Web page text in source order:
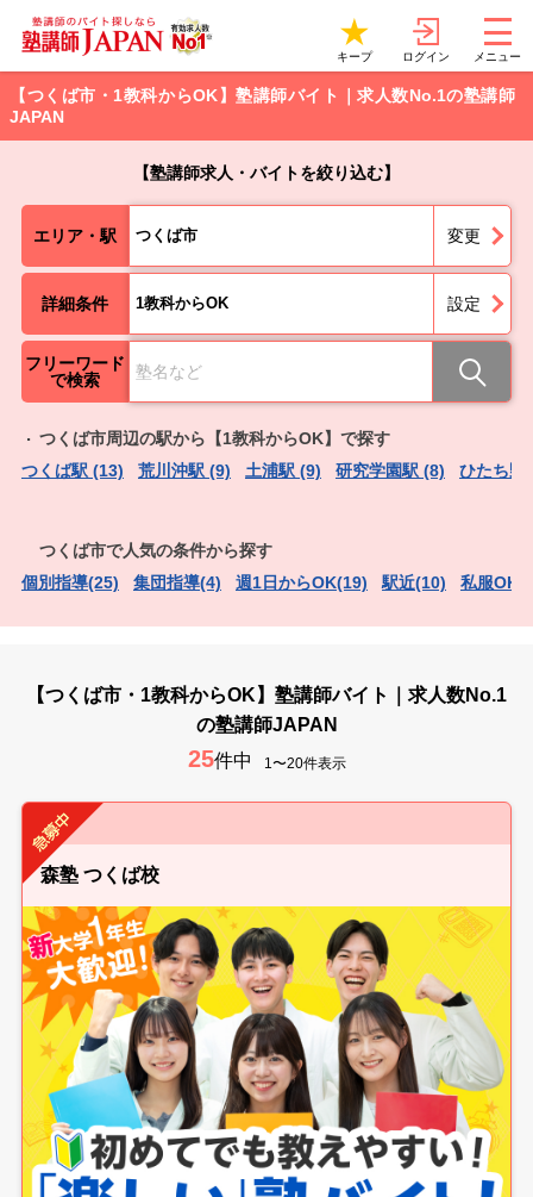
キープ ログイン メニュー
【つくば市・1教科からOK】塾講師バイト｜求人数No.1の塾講師
JAPAN
【塾講師求人・バイトを絞り込む】
エリア・駅 つくば市 変更
詳細条件 1教科からOK 設定
フリーワード
で検索
つくば市周辺の駅から【1教科からOK】で探す
つくば駅 (13)
荒川沖駅 (9) 土浦駅 (9) 研究学園駅 (8) ひたち野
つくば市で人気の条件から探す
個別指導(25)
集団指導(4) 週1日からOK(19) 駅近(10) 私服OK
【つくば市・1教科からOK】塾講師バイト｜求人数No.1
の塾講師JAPAN
25件中 1〜20件表示
森塾 つくば校